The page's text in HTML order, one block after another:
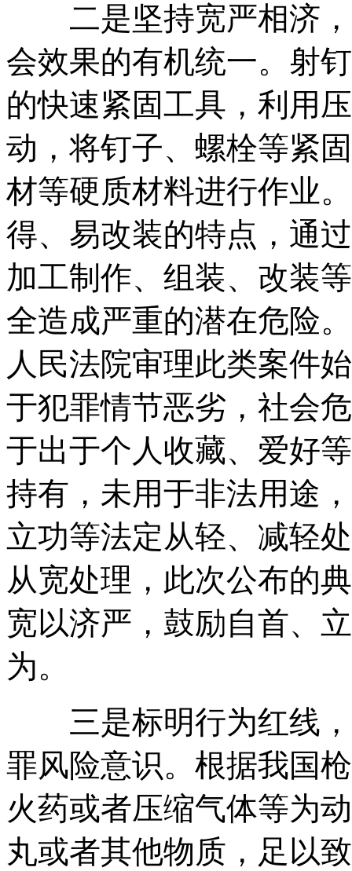
二是坚持宽严相济，
会效果的有机统一。射
的快速紧固工具，利用
动，将钉子、螺栓等紧
材等硬质材料进行作业
得、易改装的特点，通
加工制作、组装、改装
全造成严重的潜在危险
人民法院审理此类案件
于犯罪情节恶劣，社会
于出于个人收藏、爱好
持有，未用于非法用途
立功等法定从轻、减轻
从宽处理，此次公布的
宽以济严，鼓励自首、
为。
三是标明行为红线，
罪风险意识。根据我国
火药或者压缩气体等为
丸或者其他物质，足以